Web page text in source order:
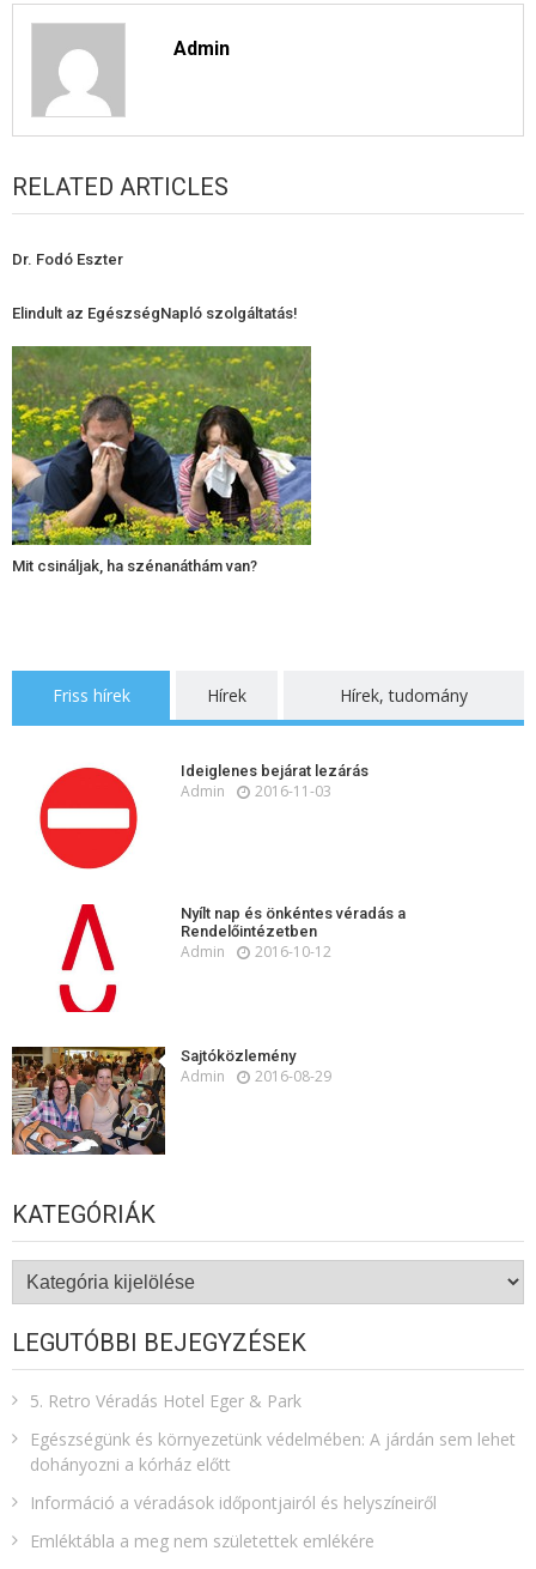
Admin
RELATED ARTICLES
Dr. Fodó Eszter
Elindult az EgészségNapló szolgáltatás!
Mit csináljak, ha szénanáthám van?
Friss hírek Hírek Hírek, tudomány
Ideiglenes bejárat lezárás
Admin 2016-11-03
Nyílt nap és önkéntes véradás a
Rendelőintézetben
Admin 2016-10-12
Sajtóközlemény
Admin 2016-08-29
KATEGÓRIÁK
Kategóriák
LEGUTÓBBI BEJEGYZÉSEK
5. Retro Véradás Hotel Eger & Park
Egészségünk és környezetünk védelmében: A járdán sem lehet
dohányozni a kórház előtt
Információ a véradások időpontjairól és helyszíneiről
Emléktábla a meg nem születettek emlékére​